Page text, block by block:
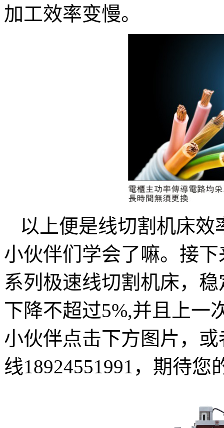
加工效率变慢。
以上便是线切割机床
小伙伴们学会了嘛。接
系列极速线切割机床，
下降不超过5%,并且上一
小伙伴点击下方图片，
线18924551991，期待您